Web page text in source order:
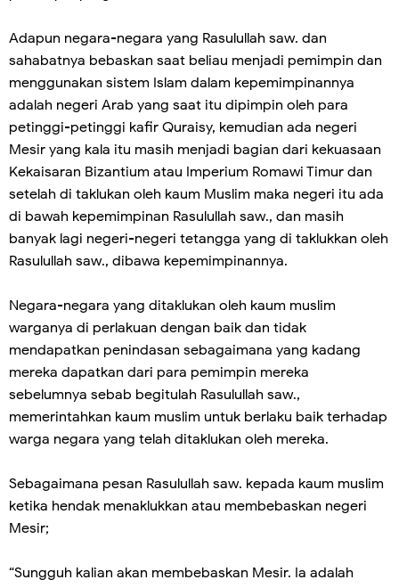
Adapun negara-negara yang Rasulullah saw. dan
sahabatnya bebaskan saat beliau menjadi pemimpin dan
menggunakan sistem Islam dalam kepemimpinannya
adalah negeri Arab yang saat itu dipimpin oleh para
petinggi-petinggi kafir Quraisy, kemudian ada negeri
Mesir yang kala itu masih menjadi bagian dari kekuasaan
Kekaisaran Bizantium atau Imperium Romawi Timur dan
setelah di taklukan oleh kaum Muslim maka negeri itu ada
di bawah kepemimpinan Rasulullah saw., dan masih
banyak lagi negeri-negeri tetangga yang di taklukkan oleh
Rasulullah saw., dibawa kepemimpinannya.
Negara-negara yang ditaklukan oleh kaum muslim
warganya di perlakuan dengan baik dan tidak
mendapatkan penindasan sebagaimana yang kadang
mereka dapatkan dari para pemimpin mereka
sebelumnya sebab begitulah Rasulullah saw.,
memerintahkan kaum muslim untuk berlaku baik terhadap
warga negara yang telah ditaklukan oleh mereka.
Sebagaimana pesan Rasulullah saw. kepada kaum muslim
ketika hendak menaklukkan atau membebaskan negeri
Mesir;
“Sungguh kalian akan membebaskan Mesir. Ia adalah